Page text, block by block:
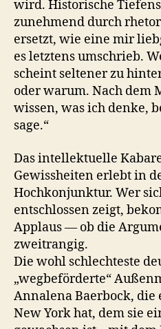
wird. Historische
zunehmend durch
ersetzt, wie eine mir
es letztens umschrieb.
scheint seltener zu
oder warum. Nach dem
wissen, was ich denke,
sage.“
Das intellektuelle
Gewissheiten erlebt in
Hochkonjunktur. Wer
entschlossen zeigt,
Applaus — ob die
zweitrangig.
Die wohl schlechteste
„wegbeförderte“
Annalena Baerbock, die
New York hat, dem sie